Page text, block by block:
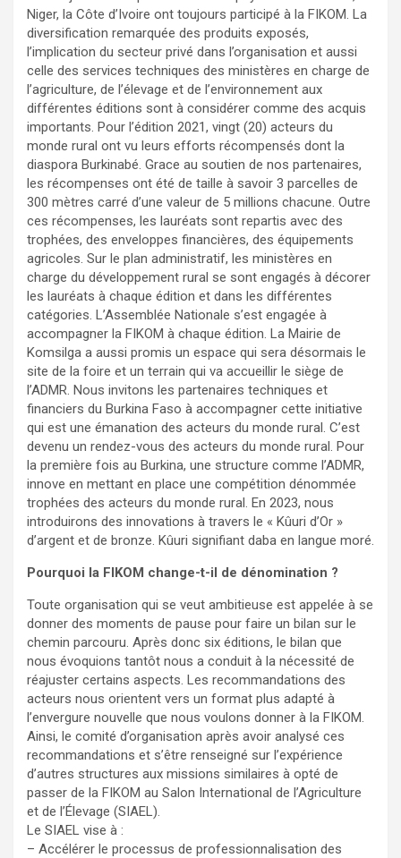
Niger, la Côte d’Ivoire ont toujours participé à la FIKOM. La
diversification remarquée des produits exposés,
l’implication du secteur privé dans l’organisation et aussi
celle des services techniques des ministères en charge de
l’agriculture, de l’élevage et de l’environnement aux
différentes éditions sont à considérer comme des acquis
importants. Pour l’édition 2021, vingt (20) acteurs du
monde rural ont vu leurs efforts récompensés dont la
diaspora Burkinabé. Grace au soutien de nos partenaires,
les récompenses ont été de taille à savoir 3 parcelles de
300 mètres carré d’une valeur de 5 millions chacune. Outre
ces récompenses, les lauréats sont repartis avec des
trophées, des enveloppes financières, des équipements
agricoles. Sur le plan administratif, les ministères en
charge du développement rural se sont engagés à décorer
les lauréats à chaque édition et dans les différentes
catégories. L’Assemblée Nationale s’est engagée à
accompagner la FIKOM à chaque édition. La Mairie de
Komsilga a aussi promis un espace qui sera désormais le
site de la foire et un terrain qui va accueillir le siège de
l’ADMR. Nous invitons les partenaires techniques et
financiers du Burkina Faso à accompagner cette initiative
qui est une émanation des acteurs du monde rural. C’est
devenu un rendez-vous des acteurs du monde rural. Pour
la première fois au Burkina, une structure comme l’ADMR,
innove en mettant en place une compétition dénommée
trophées des acteurs du monde rural. En 2023, nous
introduirons des innovations à travers le « Kûuri d’Or »
d’argent et de bronze. Kûuri signifiant daba en langue moré.
Pourquoi la FIKOM change-t-il de dénomination ?
Toute organisation qui se veut ambitieuse est appelée à se
donner des moments de pause pour faire un bilan sur le
chemin parcouru. Après donc six éditions, le bilan que
nous évoquions tantôt nous a conduit à la nécessité de
réajuster certains aspects. Les recommandations des
acteurs nous orientent vers un format plus adapté à
l’envergure nouvelle que nous voulons donner à la FIKOM.
Ainsi, le comité d’organisation après avoir analysé ces
recommandations et s’être renseigné sur l’expérience
d’autres structures aux missions similaires à opté de
passer de la FIKOM au Salon International de l’Agriculture
et de l’Élevage (SIAEL).
Le SIAEL vise à :
– Accélérer le processus de professionnalisation des